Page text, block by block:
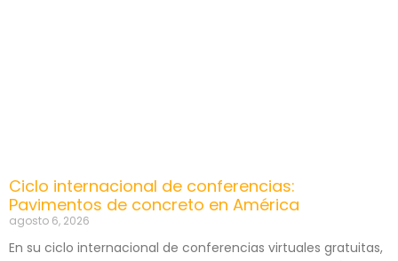
Ciclo internacional de conferencias:
Pavimentos de concreto en América
agosto 6, 2026
En su ciclo internacional de conferencias virtuales gratuitas,